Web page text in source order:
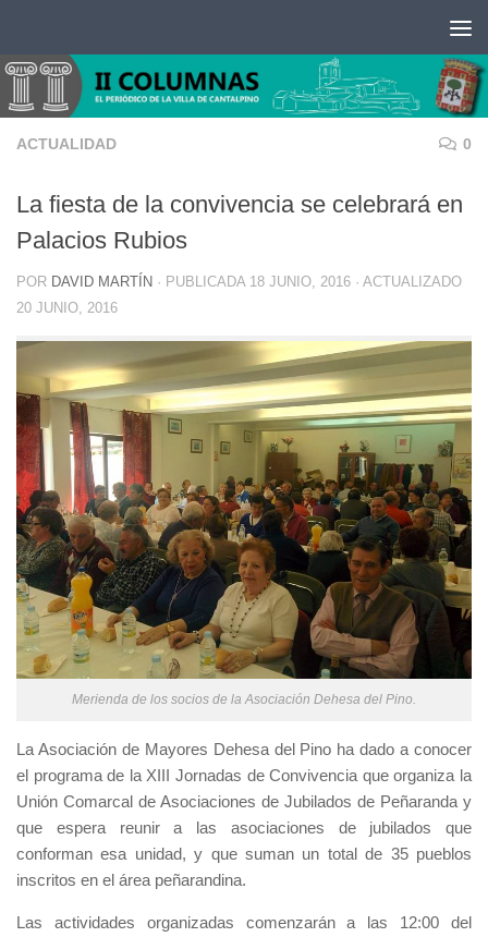
ACTUALIDAD 0
La fiesta de la convivencia se celebrará en
Palacios Rubios
POR DAVID MARTÍN · PUBLICADA 18 JUNIO, 2016 · ACTUALIZADO
20 JUNIO, 2016
Merienda de los socios de la Asociación Dehesa del Pino.
La Asociación de Mayores Dehesa del Pino ha dado a conocer
el programa de la XIII Jornadas de Convivencia que organiza la
Unión Comarcal de Asociaciones de Jubilados de Peñaranda y
que espera reunir a las asociaciones de jubilados que
conforman esa unidad, y que suman un total de 35 pueblos
inscritos en el área peñarandina.
Las actividades organizadas comenzarán a las 12:00 del